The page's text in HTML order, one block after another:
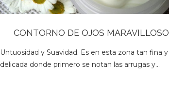
CONTORNO DE OJOS MARAVILLOSO
Untuosidad y Suavidad. Es en esta zona tan fina y
delicada donde primero se notan las arrugas y…